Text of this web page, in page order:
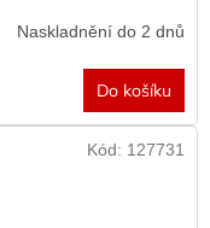
Naskladnění do 2 dnů
Do košíku
Kód: 127731